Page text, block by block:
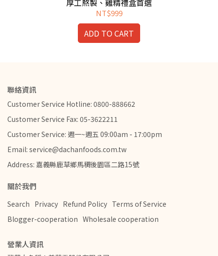
厚工熬製、雞精禮盒首選
NT$999
ADD TO CART
聯絡資訊
Customer Service Hotline: 0800-888662
Customer Service Fax: 05-3622211
Customer Service: 週一~週五 09:00am - 17:00pm
Email: service@dachanfoods.com.tw
Address: 嘉義縣鹿草鄉馬稠後園區二路15號
關於我們
Search Privacy Refund Policy Terms of Service
Blogger-cooperation Wholesale cooperation
營業人資訊